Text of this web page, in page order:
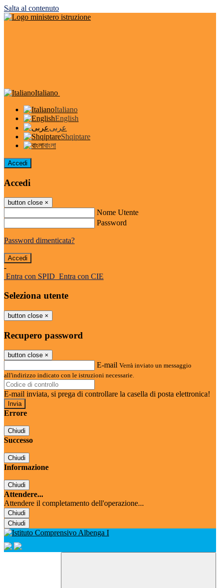
Salta al contenuto
Italiano
Italiano
English
عربى
Shqiptare
বাংলা
Accedi
Accedi
button close ×
Nome Utente
Password
Password dimenticata?
-
Entra con SPID Entra con CIE
Seleziona utente
button close ×
Recupero password
button close ×
E-mail Verrà inviato un messaggio
all'indirizzo indicato con le istruzioni necessarie.
E-mail inviata, si prega di controllare la casella di posta elettronica!
Errore
Chiudi
Successo
Chiudi
Informazione
Chiudi
Attendere...
Attendere il completamento dell'operazione...
Chiudi
Chiudi